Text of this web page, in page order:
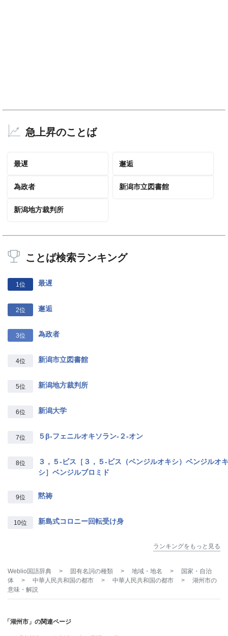
急上昇のことば
最遅 邂逅
為政者 新潟市立図書館
新潟地方裁判所
ことば検索ランキング
1位 最遅
2位 邂逅
3位 為政者
4位 新潟市立図書館
5位 新潟地方裁判所
6位 新潟大学
7位 ５β‐フェニルオキソラン‐２‐オン
8位
３，５‐ビス［３，５‐ビス（ベンジルオキシ）ベンジルオキ
シ］ベンジルブロミド
9位 黙祷
10位 新島式コロニー回転受け身
ランキングをもっと見る
Weblio国語辞典 > 固有名詞の種類 > 地域・地名 >
国家・自治
体
> 中華人民共和国の都市 > 中華人民共和国の都市 > 湖州市の
意味・解説
「湖州市」の関連ページ